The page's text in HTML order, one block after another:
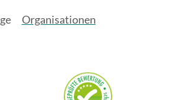
Organisationen